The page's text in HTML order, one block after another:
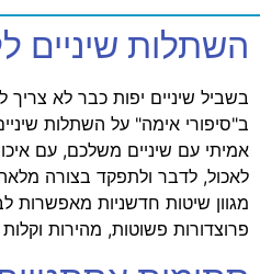
השתלות שיניים
בשביל שיניים יפות כבר לא
ב"סיפורי אימה" על השתלות
אמיתי עם שיניים משלכם, עם
לאכול, לדבר ולתפקד בצורה
מגוון שיטות חדשניות מאפשרות
פרוצדורות פשוטות, מהירות